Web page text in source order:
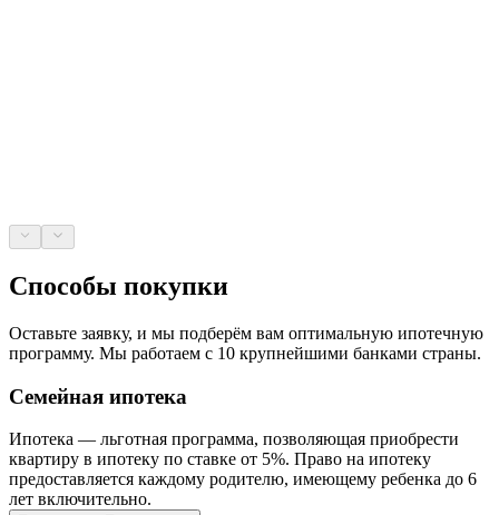
Способы покупки
Оставьте заявку, и мы подберём вам оптимальную ипотечную
программу. Мы работаем с 10 крупнейшими банками страны.
Семейная ипотека
Ипотека — льготная программа, позволяющая приобрести
квартиру в ипотеку по ставке от 5%. Право на ипотеку
предоставляется каждому родителю, имеющему ребенка до 6
лет включительно.